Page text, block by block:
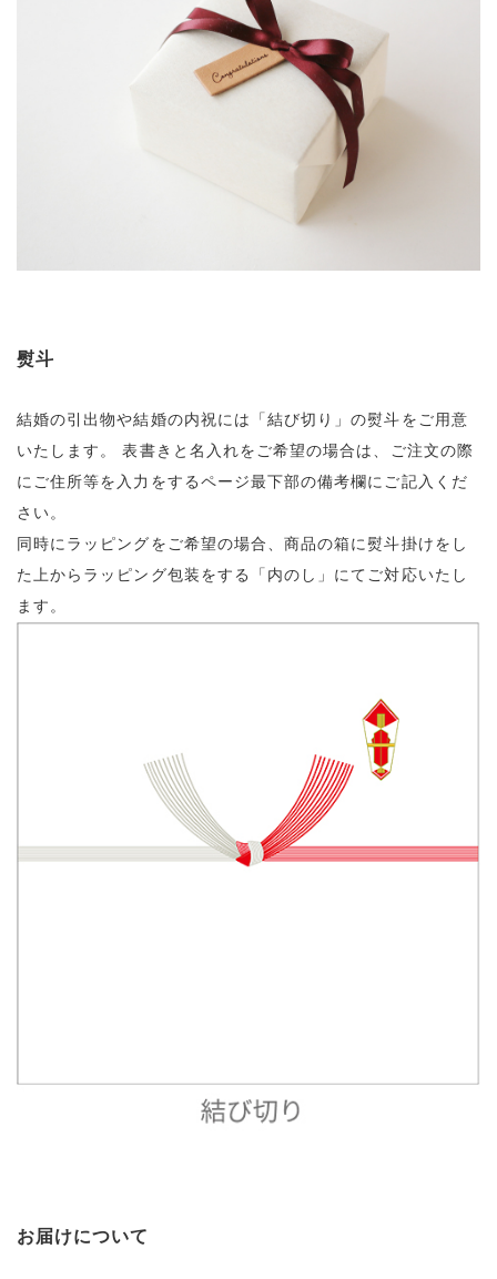
熨斗
結婚の引出物や結婚の内祝には「結び切り」の熨斗をご用意
いたします。
表書きと名入れをご希望の場合は、ご注文の際
にご住所等を入力をするページ最下部の備考欄にご記入くだ
さい。
同時にラッピングをご希望の場合、商品の箱に熨斗掛けをし
た上からラッピング包装をする「内のし」にてご対応いたし
ます。
お届けについて